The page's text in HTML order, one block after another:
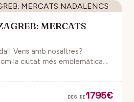
MERCATS
Vens amb nosaltres?
la ciutat més emblemàtica.
d’Europa.
DES DE1795€